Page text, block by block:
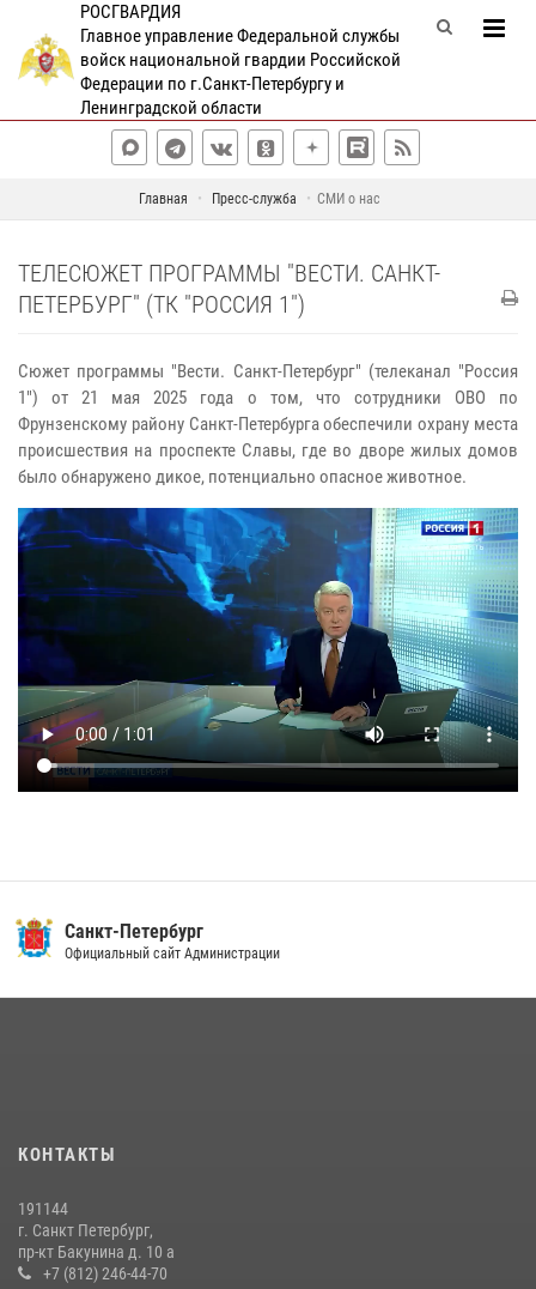
РОСГВАРДИЯ
Главное управление Федеральной службы
войск национальной гвардии Российской
Федерации по г.Санкт-Петербургу и
Ленинградской области
Главная Пресс-служба СМИ о нас
ТЕЛЕСЮЖЕТ ПРОГРАММЫ "ВЕСТИ. САНКТ-
ПЕТЕРБУРГ" (ТК "РОССИЯ 1")
Сюжет программы "Вести. Санкт-Петербург" (телеканал "Россия
1") от 21 мая 2025 года о том, что сотрудники ОВО по
Фрунзенскому району Санкт-Петербурга обеспечили охрану места
происшествия на проспекте Славы, где во дворе жилых домов
было обнаружено дикое, потенциально опасное животное.
Санкт-Петербург
Официальный сайт Администрации
КОНТАКТЫ
191144
г. Санкт Петербург,
пр-кт Бакунина д. 10 а
+7 (812) 246-44-70